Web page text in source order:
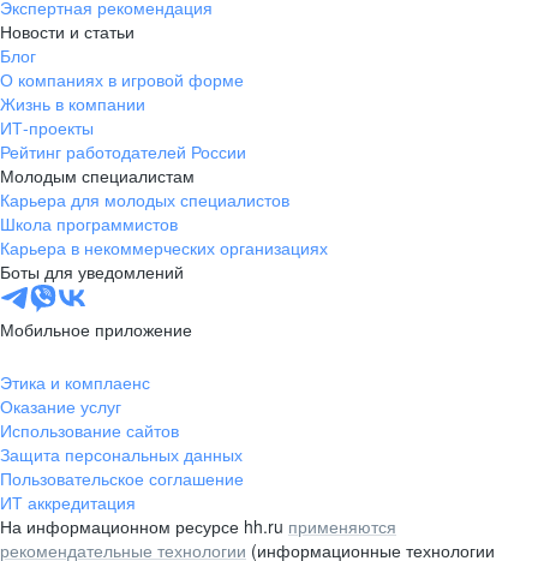
Экспертная рекомендация
Новости и статьи
Блог
О компаниях в игровой форме
Жизнь в компании
ИТ-проекты
Рейтинг работодателей России
Молодым специалистам
Карьера для молодых специалистов
Школа программистов
Карьера в некоммерческих организациях
Боты для уведомлений
Мобильное приложение
Этика и комплаенс
Оказание услуг
Использование сайтов
Защита персональных данных
Пользовательское соглашение
ИТ аккредитация
На информационном ресурсе hh.ru применяются
рекомендательные технологии (информационные технологии